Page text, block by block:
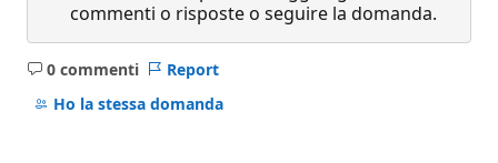
commenti o risposte o seguire la domanda.
0 commenti
Nessun
commento
Report
Ho la stessa domanda